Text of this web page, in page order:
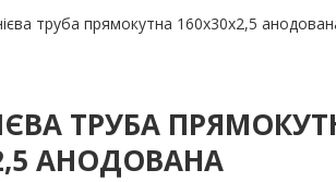
труба прямокутна 160х30х2,5
ТРУБА
АНОДОВАНА